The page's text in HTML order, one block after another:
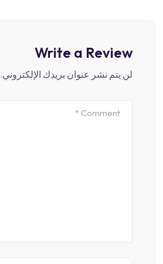
Write a Review
لن يتم نشر عنوان بريدك الإلكتروني.